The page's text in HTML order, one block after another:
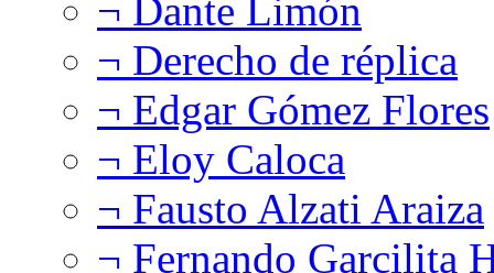
¬ Dante Limón
¬ Derecho de réplica
¬ Edgar Gómez Flores
¬ Eloy Caloca
¬ Fausto Alzati Araiza
¬ Fernando Garcilita